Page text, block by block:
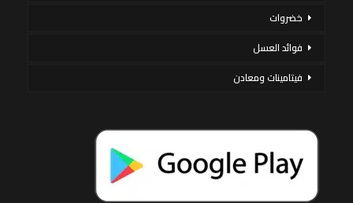
خضروات
فوائد العسل
فيتامينات ومعادن